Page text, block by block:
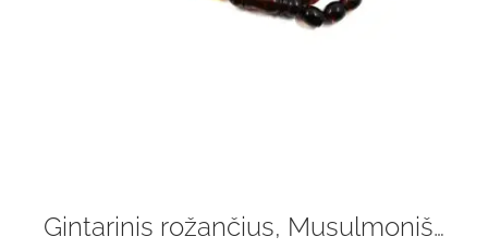
Gintarinis rožančius, Musulmoniškas rožinis 33 vnt, tasbih